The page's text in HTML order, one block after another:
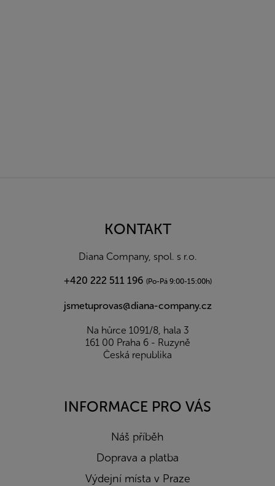
KONTAKT
Diana Company, spol. s r.o.
+420 222 511 196 (Po-Pá 9:00-15:00h)
jsmetuprovas@diana-company.cz
Na hůrce 1091/8, hala 3
161 00 Praha 6 - Ruzyně
Česká republika
INFORMACE PRO VÁS
Náš příběh
Doprava a platba
Výdejní místa v Praze